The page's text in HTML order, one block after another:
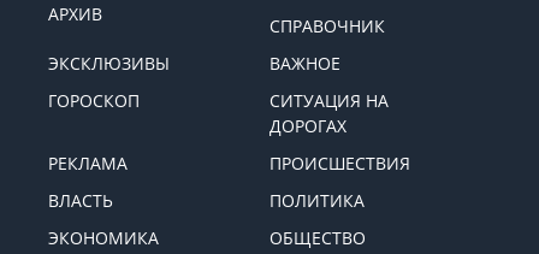
АРХИВ
СПРАВОЧНИК
ЭКСКЛЮЗИВЫ
ВАЖНОЕ
ГОРОСКОП
СИТУАЦИЯ НА
ДОРОГАХ
РЕКЛАМА
ПРОИСШЕСТВИЯ
ВЛАСТЬ
ПОЛИТИКА
ЭКОНОМИКА
ОБЩЕСТВО